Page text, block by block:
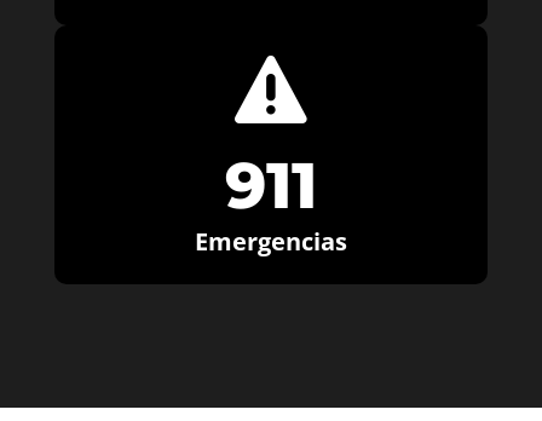

911
Emergencias